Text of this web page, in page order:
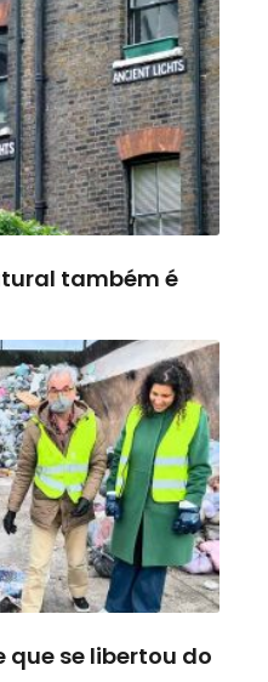
também é
se libertou do